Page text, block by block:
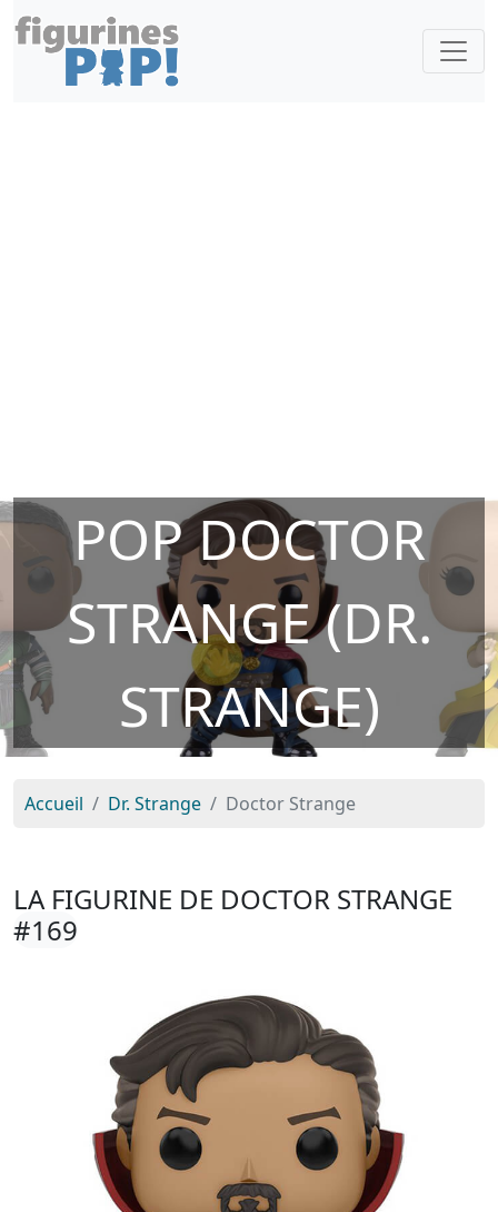
POP DOCTOR
STRANGE (DR.
STRANGE)
Accueil Dr. Strange Doctor Strange
LA FIGURINE DE DOCTOR STRANGE
#169